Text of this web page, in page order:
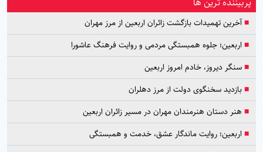
■آخرین تهمیدات بازگشت زائران اربعین از مرز مهران
■ اربعین؛ جلوه همبستگی مردمی و روایت فرهنگ عاشورا
■سنگر دیروز، خادم امروز اربعین
■بازدید سخنگوی دولت از مرز دهلران
■ هنر دستان هنرمندان مهران در مسیر زائران اربعین
■ اربعین؛ روایت ماندگار عشق، خدمت و همبستگی